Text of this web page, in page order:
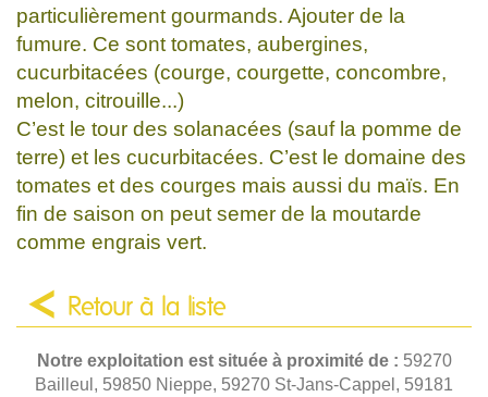
particulièrement gourmands. Ajouter de la
fumure. Ce sont tomates, aubergines,
cucurbitacées (courge, courgette, concombre,
melon, citrouille...)
C’est le tour des solanacées (sauf la pomme de
terre) et les cucurbitacées. C’est le domaine des
tomates et des courges mais aussi du maïs. En
fin de saison on peut semer de la moutarde
comme engrais vert.
Retour à la liste
Notre exploitation est située à proximité de : 59270
Bailleul, 59850 Nieppe, 59270 St-Jans-Cappel, 59181